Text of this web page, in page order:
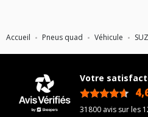
Accueil Pneus quad Véhicule
Votre
31800 avis sur les